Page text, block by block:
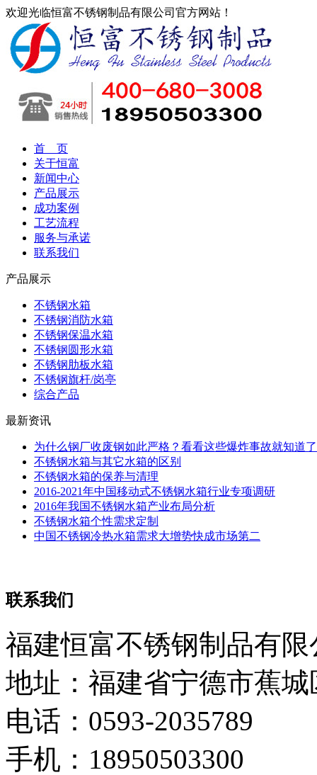
欢迎光临恒富不锈钢制品有限公司官方网站！
首 页
关于恒富
新闻中心
产品展示
成功案例
工艺流程
服务与承诺
联系我们
产品展示
不锈钢水箱
不锈钢消防水箱
不锈钢保温水箱
不锈钢圆形水箱
不锈钢肋板水箱
不锈钢旗杆/岗亭
综合产品
最新资讯
为什么钢厂收废钢如此严格？看看这些爆炸事故就知道
不锈钢水箱与其它水箱的区别
不锈钢水箱的保养与清理
2016-2021年中国移动式不锈钢水箱行业专项调研
2016年我国不锈钢水箱产业布局分析
不锈钢水箱个性需求定制
中国不锈钢冷热水箱需求大增势快成市场第二
联系我们
福建恒富不锈钢制品有限
地址：福建省宁德市蕉城
电话：0593-2035789
手机：18950503300